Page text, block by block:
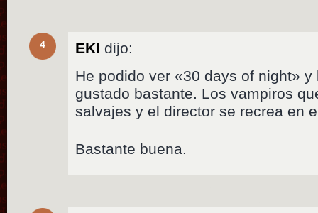
4 EKI dijo:
He podido ver «30 days of night»
gustado bastante. Los vampiros
salvajes y el director se recrea en
Bastante buena.